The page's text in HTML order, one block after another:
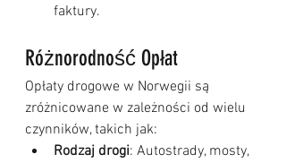
faktury.
Różnorodność Opłat
Opłaty drogowe w Norwegii są
zróżnicowane w zależności od wielu
czynników, takich jak:
Rodzaj drogi: Autostrady, mosty,